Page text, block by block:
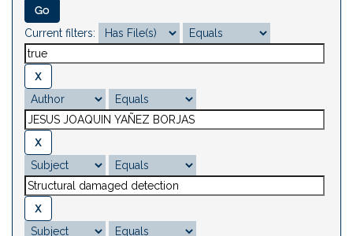
Current filters: